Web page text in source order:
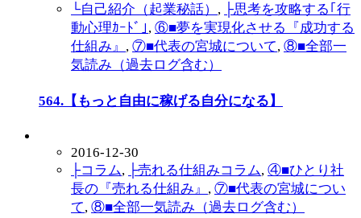
└自己紹介（起業秘話） , ├思考を攻略する｢行
動心理ｶｰﾄﾞ｣ , ⑥■夢を実現化させる『成功する
仕組み』 , ⑦■代表の宮城について, ⑧■全部一
気読み（過去ログ含む）
564.【もっと自由に稼げる自分になる】
2016-12-30
├コラム, ├売れる仕組みコラム, ④■ひとり社
長の『売れる仕組み』 , ⑦■代表の宮城につい
て, ⑧■全部一気読み（過去ログ含む）